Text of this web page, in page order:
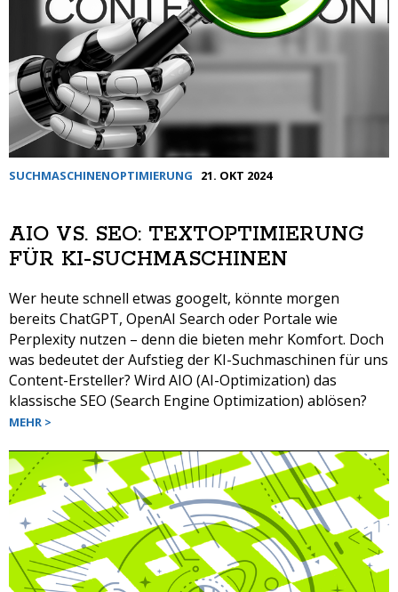
SUCHMASCHINENOPTIMIERUNG 21. OKT 2024
AIO VS. SEO: TEXTOPTIMIERUNG
FÜR KI-SUCHMASCHINEN
Wer heute schnell etwas googelt, könnte morgen
bereits ChatGPT, OpenAI Search oder Portale wie
Perplexity nutzen – denn die bieten mehr Komfort. Doch
was bedeutet der Aufstieg der KI-Suchmaschinen für uns
Content-Ersteller? Wird AIO (AI-Optimization) das
klassische SEO (Search Engine Optimization) ablösen?
MEHR >